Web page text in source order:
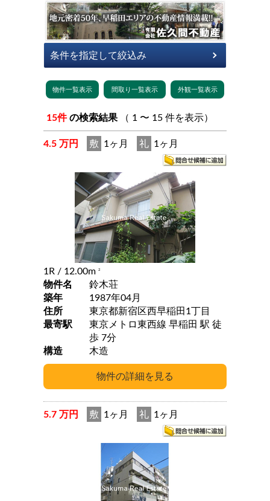
15件 の検索結果 （ 1 〜 15 件を表示）
4.5 万円 敷 1ヶ月 礼 1ヶ月
1R / 12.00m 2
物件名
鈴木荘
築年
1987年04月
住所
東京都新宿区西早稲田1丁目
最寄駅
東京メトロ東西線 早稲田 駅 徒
歩 7分
構造
木造
5.7 万円 敷 1ヶ月 礼 1ヶ月